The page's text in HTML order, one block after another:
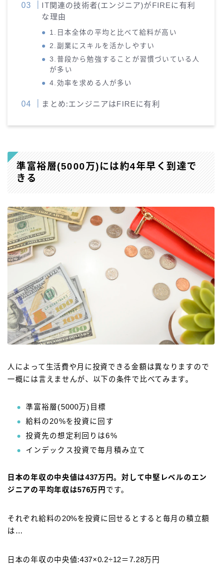
IT関連の技術者(エンジニア)がFIREに有利
な理由
1.日本全体の平均と比べて給料が高い
2.副業にスキルを活かしやすい
3.普段から勉強することが習慣づいている人
が多い
4.効率を求める人が多い
まとめ:エンジニアはFIREに有利
準富裕層(5000万)には約4年早く到達で
きる
人によって生活費や月に投資できる金額は異なりますので
一概には言えませんが、以下の条件で比べてみます。
準富裕層(5000万)目標
給料の20%を投資に回す
投資先の想定利回りは6%
インデックス投資で毎月積み立て
日本の年収の中央値は437万円。対して中堅レベルのエン
ジニアの平均年収は576万円 です。
それぞれ給料の20%を投資に回せるとすると毎月の積立額
は…
日本の年収の中央値:437×0.2÷12＝7.28万円